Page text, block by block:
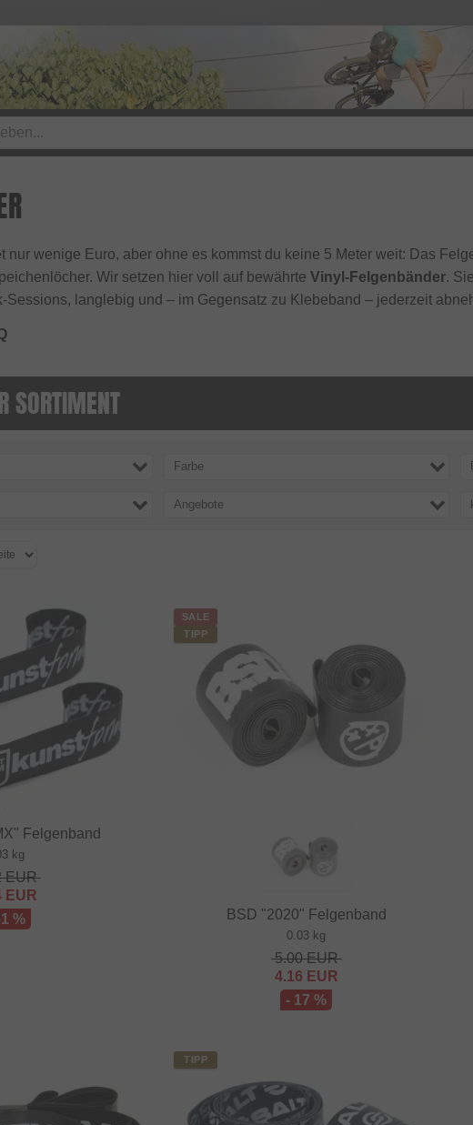
nur wenige Euro, aber ohne es kommst du keine 5 Meter weit: Das
Wir setzen hier voll auf bewährte Vinyl-Felgenbänder.
Sessions, langlebig und – im Gegensatz zu Klebeband – jederzeit
SORTIMENT
Farbe
Angebote
Felgenband
kg
EUR
EUR
%
SALE
TIPP
BSD "2020" Felgenband
0.03 kg
5.00EUR
4.16 EUR
- 17 %
TIPP